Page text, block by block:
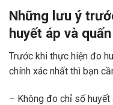
Những lưu ý
huyết áp và
Trước khi thực hiện đo
chính xác nhất thì bạn
– Không đo chỉ số huyết